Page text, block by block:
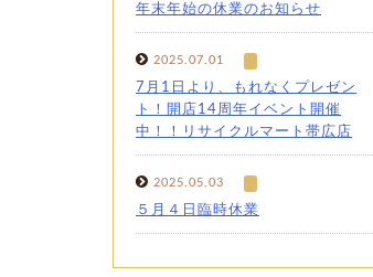
年末年始の休業のお知らせ
2025.07.01
7月1日より、もれなくプレゼン
ト！開店14周年イベント開催
中！！リサイクルマート帯広店
2025.05.03
５月４日臨時休業